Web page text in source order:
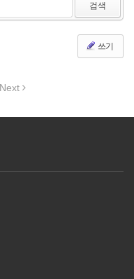
검색
쓰기
Next